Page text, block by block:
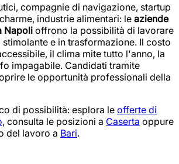
compagnie di navigazione, startup
industrie alimentari: le aziende
Napolioffrono la possibilità di lavorare
stimolante e in trasformazione. Il costo
il clima mite tutto l'anno, la
impagabile. Candidati tramite
le opportunità professionali della
di possibilità: esplora le offerte di
, consulta le posizioni a Caserta oppure
del lavoro a Bari.